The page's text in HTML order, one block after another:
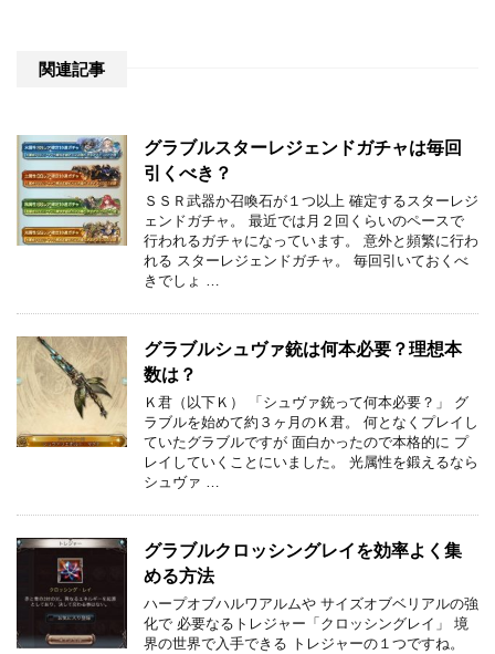
関連記事
グラブルスターレジェンドガチャは毎回
引くべき？
ＳＳＲ武器か召喚石が１つ以上 確定するスターレジ
ェンドガチャ。 最近では月２回くらいのペースで
行われるガチャになっています。 意外と頻繁に行わ
れる スターレジェンドガチャ。 毎回引いておくべ
きでしょ …
グラブルシュヴァ銃は何本必要？理想本
数は？
Ｋ君（以下Ｋ） 「シュヴァ銃って何本必要？」 グ
ラブルを始めて約３ヶ月のＫ君。 何となくプレイし
ていたグラブルですが 面白かったので本格的に プ
レイしていくことにいました。 光属性を鍛えるなら
シュヴァ …
グラブルクロッシングレイを効率よく集
める方法
ハープオブハルワアルムや サイズオブベリアルの強
化で 必要なるトレジャー「クロッシングレイ」 境
界の世界で入手できる トレジャーの１つですね。